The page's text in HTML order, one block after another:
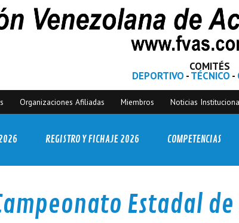
COMITÉS
DEPORTIVO -TÉCNICO -
Organizaciones Afiliadas Miembros Noticias
Subacuáticas
REGISTRO Y FICHAJE 2026 COMPETENCIAS
Estadal